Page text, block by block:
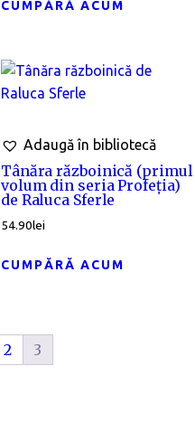
CUMPĂRĂ ACUM
Adaugă în bibliotecă
Tânăra războinică (primul
volum din seria Profeția)
de Raluca Sferle
54.90lei
CUMPĂRĂ ACUM
2 3